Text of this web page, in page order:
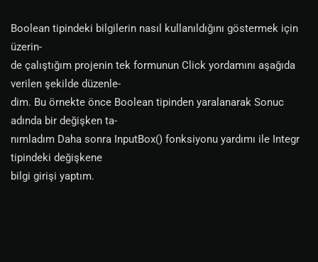
Boolean tipindeki bilgilerin nasıl kullanıldığını göstermek için
üzerin-
de çalıştığım projenin tek formunun Click yordamını aşağıda
verilen şekilde düzenle-
dim. Bu örnekte önce Boolean tipinden yaralanarak Sonuc
adında bir değişken ta-
nımladım Daha sonra InputBox() fonksiyonu yardımı ile Integr
tipindeki değişkene
bilgi girişi yaptım.